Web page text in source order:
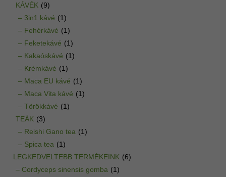
KÁVÉK (9)
– 3in1 kávé (1)
– Fehérkávé (1)
– Feketekávé (1)
– Kakaóskávé (1)
– Krémkávé (1)
– Maca EU kávé (1)
– Maca Vita kávé (1)
– Törökkávé (1)
TEÁK (3)
– Reishi Gano tea (1)
– Spica tea (1)
LEGKEDVELTEBB TERMÉKEINK (6)
– Cordyceps sinensis gomba (1)